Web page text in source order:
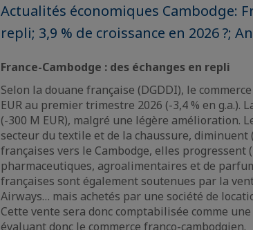
Actualités économiques Cambodge:
repli; 3,9 % de croissance en 2026 ?;
France-Cambodge : des échanges en repli
Selon la douane française (DGDDI), le
EUR au premier trimestre 2026 (-3,4 % en
(-300 M EUR), malgré une légère amélioration.
secteur du textile et de la chaussure, diminuent
françaises vers le Cambodge, elles progressent
pharmaceutiques, agroalimentaires et de
françaises sont également soutenues par la
Airways… mais achetés par une société de
Cette vente sera donc comptabilisée comme
évaluant donc le commerce franco-cambodgien.